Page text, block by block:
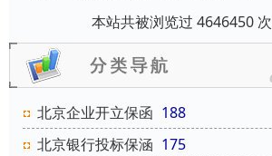
本站共被浏览过 4646450 次
北京企业开立保函 188
北京银行投标保涵 175